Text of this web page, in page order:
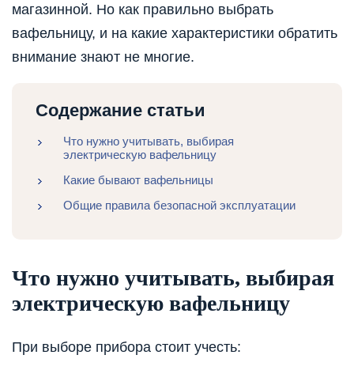
магазинной. Но как правильно выбрать
вафельницу, и на какие характеристики обратить
внимание знают не многие.
Содержание статьи
Что нужно учитывать, выбирая
электрическую вафельницу
Какие бывают вафельницы
Общие правила безопасной эксплуатации
Что нужно учитывать, выбирая
электрическую вафельницу
При выборе прибора стоит учесть: